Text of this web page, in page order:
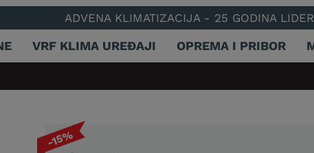
ADVENA KLIMATIZACIJA - 25 GODINA LIDER U
VRF KLIMA UREĐAJI OPREMA I PRIBOR
-15%